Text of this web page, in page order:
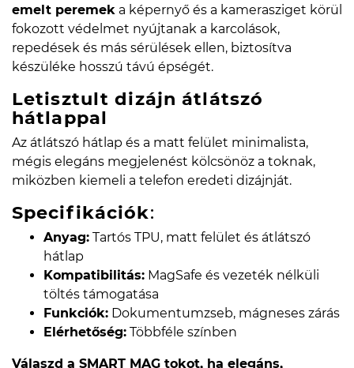
emelt peremek a képernyő és a kamerasziget körül
fokozott védelmet nyújtanak a karcolások,
repedések és más sérülések ellen, biztosítva
készüléke hosszú távú épségét.
Letisztult dizájn átlátszó
hátlappal
Az átlátszó hátlap és a matt felület minimalista,
mégis elegáns megjelenést kölcsönöz a toknak,
miközben kiemeli a telefon eredeti dizájnját.
Specifikációk:
Anyag: Tartós TPU, matt felület és átlátszó
hátlap
Kompatibilitás: MagSafe és vezeték nélküli
töltés támogatása
Funkciók: Dokumentumzseb, mágneses zárás
Elérhetőség: Többféle színben
Válaszd a SMART MAG tokot, ha elegáns,